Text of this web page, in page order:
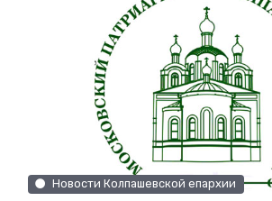
Новости Колпашевской епархии